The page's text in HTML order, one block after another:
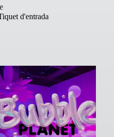
d'entrada